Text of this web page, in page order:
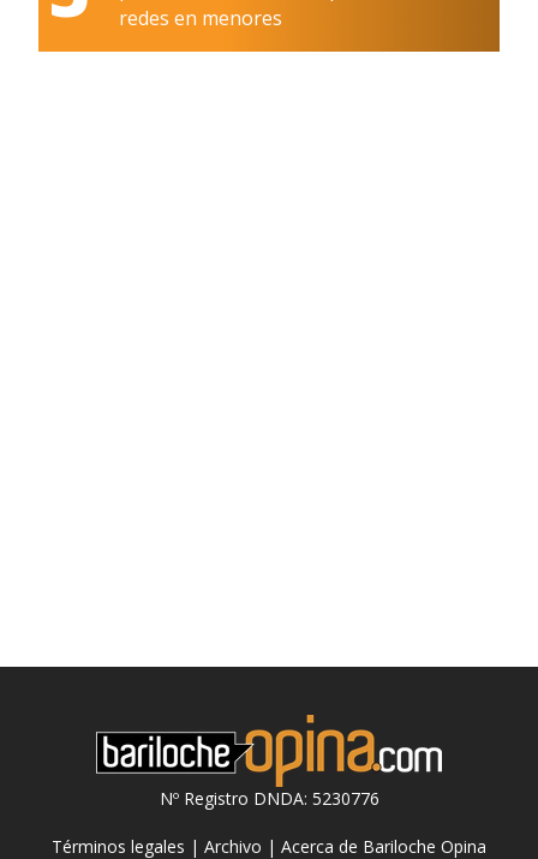
redes en menores
Nº Registro DNDA: 5230776
Términos legales | Archivo | Acerca de Bariloche Opina